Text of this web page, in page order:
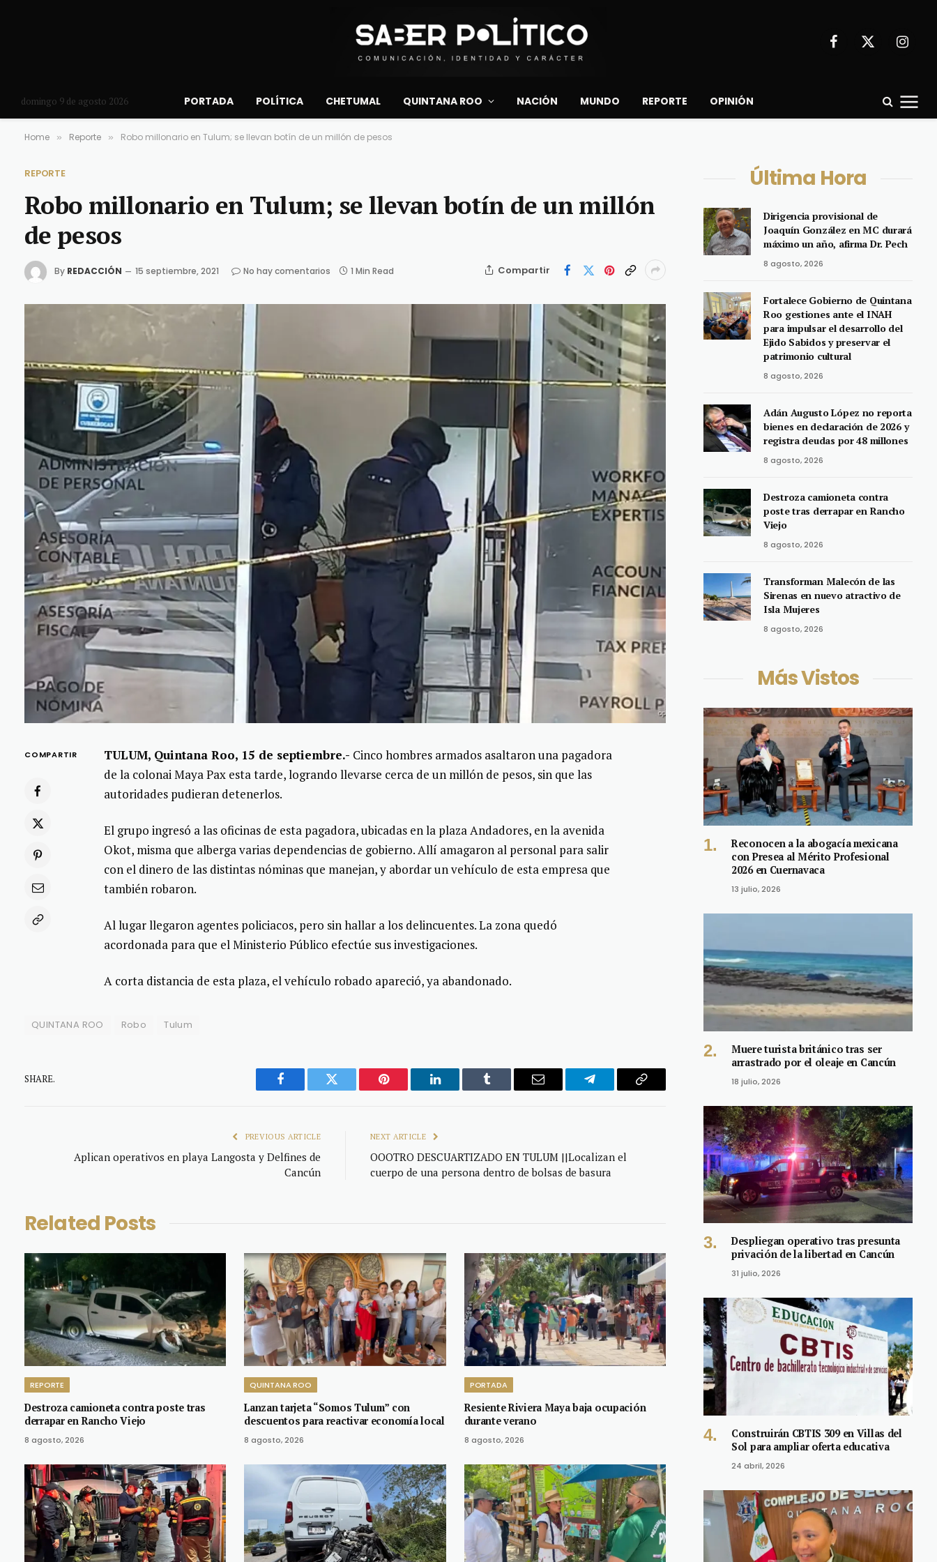
Facebook
X
domingo 9 de agosto 2026 PORTADA POLÍTICA CHETUMAL QUINTANA ROO NACIÓN MUNDO REPORTE OPINIÓN
Home » Reporte » Robo millonario en Tulum; se llevan botín de un millón de pesos
REPORTE
Robo millonario en Tulum; se llevan botín de un millón
de pesos
By REDACCIÓN 15 septiembre, 2021 No hay comentarios 1 Min Read Compartir
COMPARTIR TULUM, Quintana Roo, 15 de septiembre.- Cinco hombres armados asaltaron una pagadora
de la colonai Maya Pax esta tarde, logrando llevarse cerca de un millón de pesos, sin que las
autoridades pudieran detenerlos.
El grupo ingresó a las oficinas de esta pagadora, ubicadas en la plaza Andadores, en la avenida
Okot, misma que alberga varias dependencias de gobierno. Allí amagaron al personal para salir
con el dinero de las distintas nóminas que manejan, y abordar un vehículo de esta empresa que
también robaron.
Al lugar llegaron agentes policiacos, pero sin hallar a los delincuentes. La zona quedó
acordonada para que el Ministerio Público efectúe sus investigaciones.
A corta distancia de esta plaza, el vehículo robado apareció, ya abandonado.
QUINTANA ROO Robo Tulum
SHARE.
Facebook Twitter Pinterest LinkedIn Tumblr Email Telegram Copy
PREVIOUS ARTICLE
Aplican operativos en playa Langosta y Delfines de
Cancún
NEXT ARTICLE
OOOTRO DESCUARTIZADO EN TULUM ||Localizan el
cuerpo de una persona dentro de bolsas de basura
Related Posts
REPORTE
Destroza camioneta contra poste tras
derrapar en Rancho Viejo
8 agosto, 2026
QUINTANA ROO
Lanzan tarjeta “Somos Tulum” con
descuentos para reactivar economía local
8 agosto, 2026
PORTADA
Resiente Riviera Maya baja ocupación
durante verano
8 agosto, 2026
Última Hora
Dirigencia provisional de
Joaquín González en MC durará
máximo un año, afirma Dr. Pech
8 agosto, 2026
Fortalece Gobierno de Quintana
Roo gestiones ante el INAH
para impulsar el desarrollo del
Ejido Sabidos y preservar el
patrimonio cultural
8 agosto, 2026
Adán Augusto López no reporta
bienes en declaración de 2026 y
registra deudas por 48 millones
8 agosto, 2026
Destroza camioneta contra
poste tras derrapar en Rancho
Viejo
8 agosto, 2026
Transforman Malecón de las
Sirenas en nuevo atractivo de
Isla Mujeres
8 agosto, 2026
Más Vistos
Reconocen a la abogacía mexicana
con Presea al Mérito Profesional
2026 en Cuernavaca
13 julio, 2026
Muere turista británico tras ser
arrastrado por el oleaje en Cancún
18 julio, 2026
Despliegan operativo tras presunta
privación de la libertad en Cancún
31 julio, 2026
Construirán CBTIS 309 en Villas del
Sol para ampliar oferta educativa
24 abril, 2026